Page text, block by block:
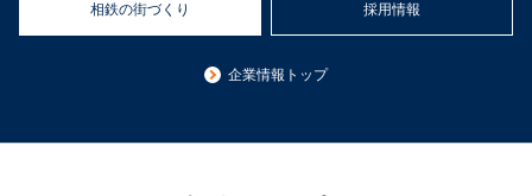
企業情報トップ
相鉄の街づくり 採用情報